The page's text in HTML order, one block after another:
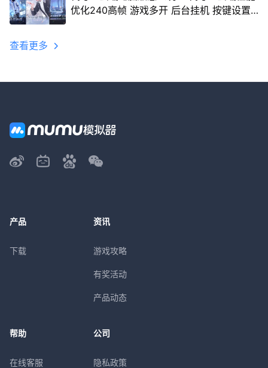
优化240高帧 游戏多开 后台挂机 按键设置
查看更多
产品
下载
资讯
游戏攻略
有奖活动
产品动态
帮助
在线客服
公司
隐私政策